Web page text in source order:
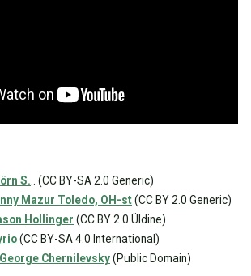
S. .. (CC BY-SA 2.0 Generic)
Mazur Toledo, OH-st(CC BY 2.0 Generic)
Hollinger (CC BY 2.0 Üldine)
(CC BY-SA 4.0 International)
George Chernilevsky(Public Domain)